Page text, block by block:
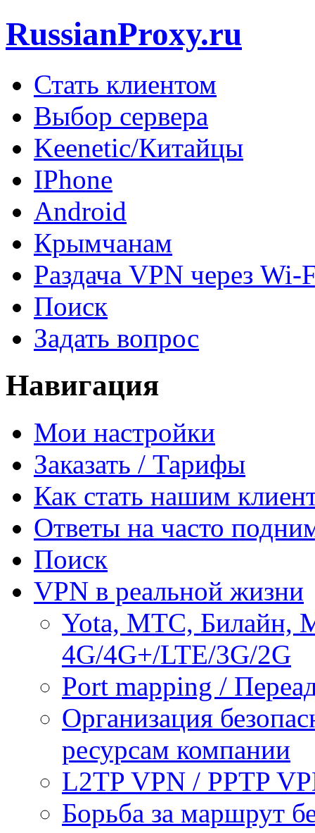
RussianProxy.ru
Стать клиентом
Выбор сервера
Keenetic/Китайцы
IPhone
Android
Крымчанам
Раздача VPN через Wi-
Поиск
Задать вопрос
Навигация
Мои настройки
Заказать / Тарифы
Как стать нашим
Ответы на часто
Поиск
VPN в реальной жизни
Yota, МТС, Билайн,
4G/4G+/LTE/3G/2G
Port mapping /
Организация
ресурсам компании
L2TP VPN / PPTP
Борьба за маршрут